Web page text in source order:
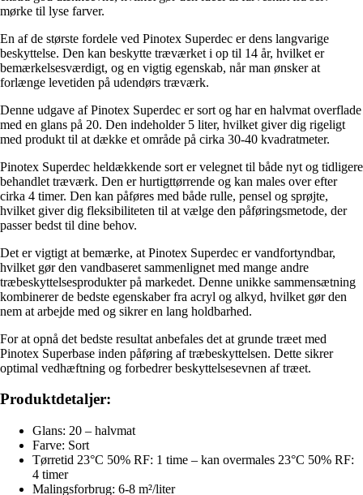
mørke til lyse farver.
En af de største fordele ved Pinotex Superdec er dens langvarige
beskyttelse. Den kan beskytte træværket i op til 14 år, hvilket er
bemærkelsesværdigt, og en vigtig egenskab, når man ønsker at
forlænge levetiden på udendørs træværk.
Denne udgave af Pinotex Superdec er sort og har en halvmat overflade
med en glans på 20. Den indeholder 5 liter, hvilket giver dig rigeligt
med produkt til at dække et område på cirka 30-40 kvadratmeter.
Pinotex Superdec heldækkende sort er velegnet til både nyt og tidligere
behandlet træværk. Den er hurtigttørrende og kan males over efter
cirka 4 timer. Den kan påføres med både rulle, pensel og sprøjte,
hvilket giver dig fleksibiliteten til at vælge den påføringsmetode, der
passer bedst til dine behov.
Det er vigtigt at bemærke, at Pinotex Superdec er vandfortyndbar,
hvilket gør den vandbaseret sammenlignet med mange andre
træbeskyttelsesprodukter på markedet. Denne unikke sammensætning
kombinerer de bedste egenskaber fra acryl og alkyd, hvilket gør den
nem at arbejde med og sikrer en lang holdbarhed.
For at opnå det bedste resultat anbefales det at grunde træet med
Pinotex Superbase inden påføring af træbeskyttelsen. Dette sikrer
optimal vedhæftning og forbedrer beskyttelsesevnen af træet.
Produktdetaljer:
Glans: 20 – halvmat
Farve: Sort
Tørretid 23°C 50% RF: 1 time – kan overmales 23°C 50% RF:
4 timer
Malingsforbrug: 6-8 m²/liter